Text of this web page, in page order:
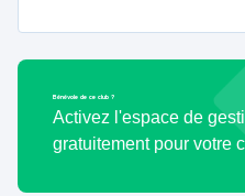
Bénévole de ce club ?
Activez l'espace de
gratuitement pour votre